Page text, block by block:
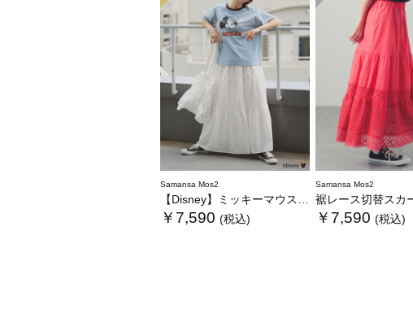
Samansa Mos2
【Disney】ミッキーマウス/総刺繍スカート
￥7,590 (税込)
Samansa Mos2
裾レース切替スカ
￥7,590 (税込)